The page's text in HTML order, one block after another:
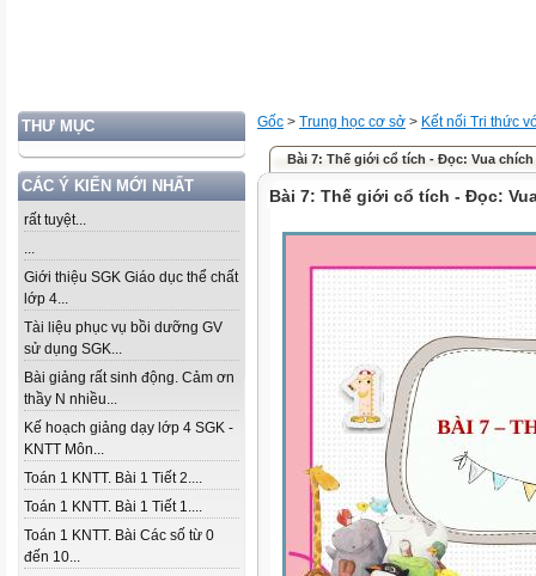
THƯ MỤC
CÁC Ý KIẾN MỚI NHẤT
rất tuyệt...
...
Giới thiệu SGK Giáo dục thể chất
lớp 4...
Tài liệu phục vụ bồi dưỡng GV
sử dụng SGK...
Bài giảng rất sinh động. Cảm ơn
thầy N nhiều...
Kế hoạch giảng dạy lớp 4 SGK -
KNTT Môn...
Toán 1 KNTT. Bài 1 Tiết 2....
Toán 1 KNTT. Bài 1 Tiết 1....
Toán 1 KNTT. Bài Các số từ 0
đến 10...
Gốc > Trung học cơ sở > Kết nối Tri thức
Bài 7: Thế giới cổ tích - Đọc: Vua chích
Bài 7: Thế giới cổ tích - Đọc: